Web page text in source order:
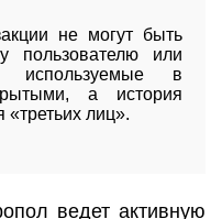
не могут быть
пользователю или
используемые в
а история
«третьих лиц».
ведет активную